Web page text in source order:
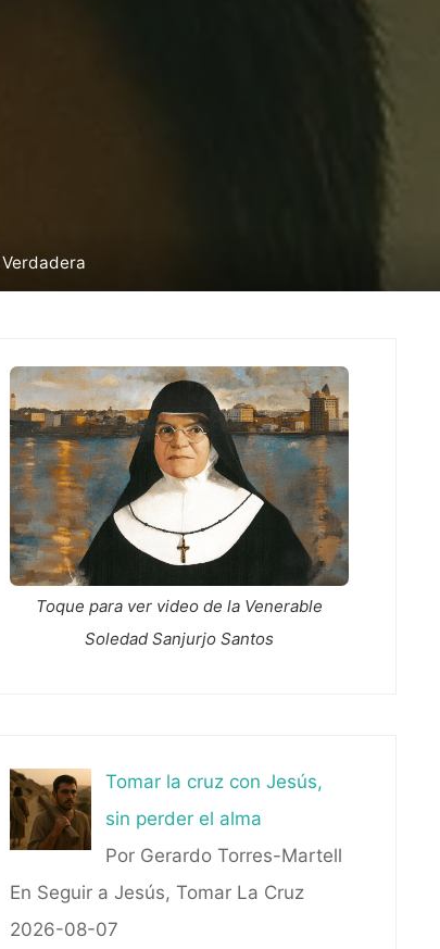
Toque para ver video de la Venerable
Soledad Sanjurjo Santos
Tomar la cruz con Jesús,
sin perder el alma
Por Gerardo Torres-Martell
En Seguir a Jesús, Tomar La Cruz
2026-08-07